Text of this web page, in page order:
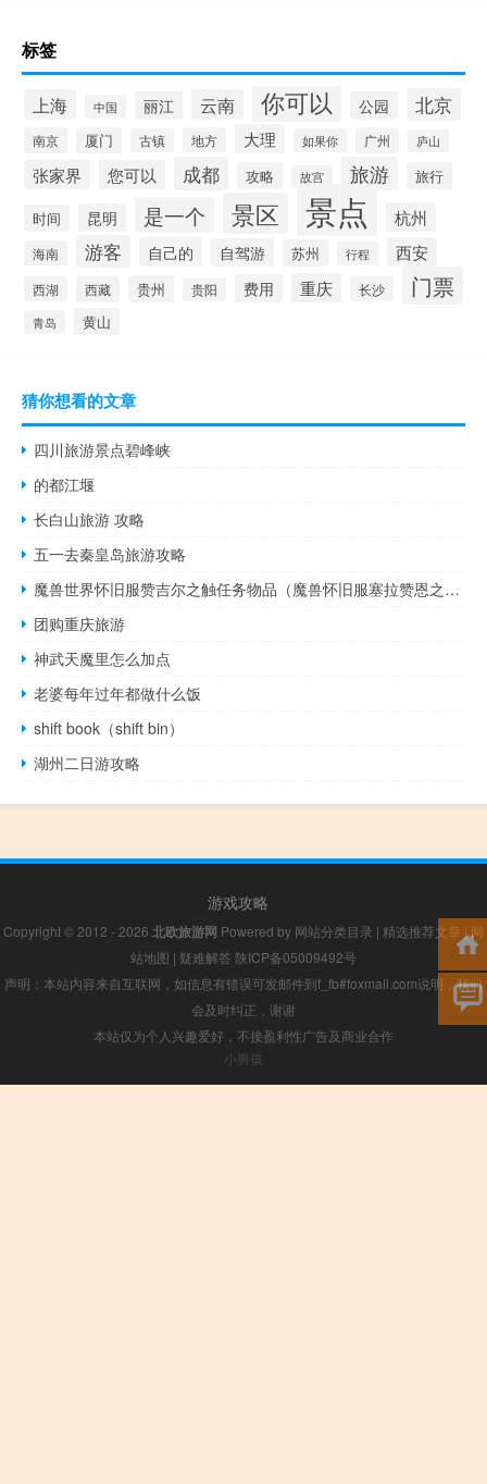
标签
上海 中国 丽江 云南 你可以 公园 北京
南京 厦门 古镇 地方 大理 如果你 广州 庐山
张家界 您可以 成都 攻略 故宫 旅游 旅行
时间 昆明 是一个 景区 景点 杭州
海南 游客 自己的 自驾游 苏州 行程 西安
西湖 西藏 贵州 贵阳 费用 重庆 长沙 门票
青岛 黄山
猜你想看的文章
四川旅游景点碧峰峡
的都江堰
长白山旅游 攻略
五一去秦皇岛旅游攻略
魔兽世界怀旧服赞吉尔之触任务物品（魔兽怀旧服塞拉赞恩之触什么属性）
团购重庆旅游
神武天魔里怎么加点
老婆每年过年都做什么饭
shift book（shift bin）
湖州二日游攻略
游戏攻略
Copyright © 2012 - 2026 北欧旅游网 Powered by 网站分类目录 | 精选推荐文章 |网
站地图 | 疑难解答 陕ICP备05009492号
声明：本站内容来自互联网，如信息有错误可发邮件到f_fb#foxmail.com说明，我们
会及时纠正，谢谢
本站仅为个人兴趣爱好，不接盈利性广告及商业合作
小男孩